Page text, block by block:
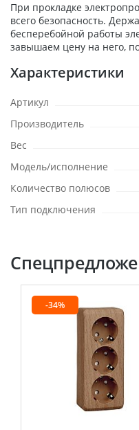
При прокладке
всего безопасность.
бесперебойной работы
завышаем цену на него,
Характеристики
Артикул
Производитель
Вес
Модель/исполнение
Количество полюсов
Тип подключения
-34%